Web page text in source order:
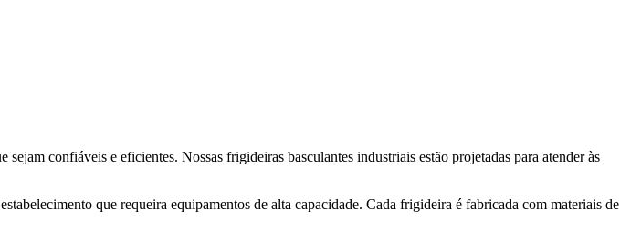
sejam confiáveis e eficientes. Nossas frigideiras basculantes industriais estão projetadas para atender às
que requeira equipamentos de alta capacidade. Cada frigideira é fabricada com materiais de